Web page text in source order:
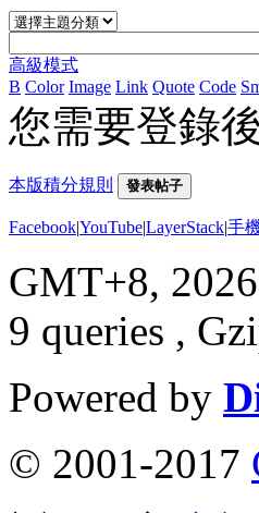
高級模式
B Color Image Link Quote Code
您需要登錄
本版積分規則 發表帖子
Facebook|YouTube|LayerStack|手
GMT+8,
9 queries ,
Powered by
© 2001-2017